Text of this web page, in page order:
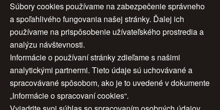
<<
< späť
Súbory cookies používame na zabezpečenie správneho
a spoľahlivého fungovania našej stránky. Ďalej ich
používame na prispôsobenie užívateľského prostredia a
analýzu návštevnosti.
Informácie o používaní stránky zdieľame s našimi
analytickými partnermi. Tieto údaje sú uchovávané a
spracovávané spôsobom, ako je to uvedené v dokumente
„Informácie o spracovaní cookies“.